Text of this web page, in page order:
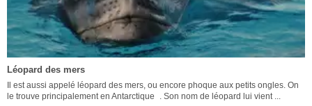
Léopard des mers
Il est aussi appelé léopard des mers, ou encore phoque aux petits ongles. On
le trouve principalement en Antarctique . Son nom de léopard lui vient ...